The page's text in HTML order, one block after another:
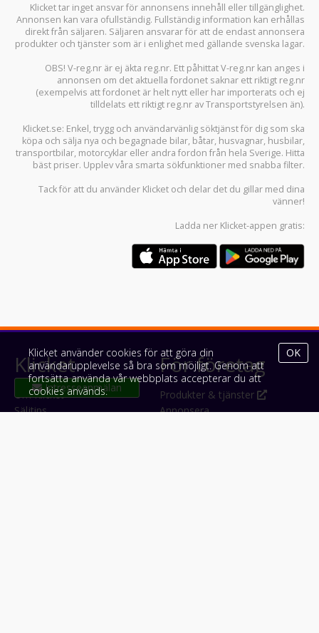
Klicket tar inget ansvar för annonsens innehåll eller tillgänglighet.
Annonsen kan vara ofullständig. Fullständig information kan erhållas
direkt från säljaren. Säljaren ansvarar för att de endast annonsera
produkter och tjänster som är i enlighet med gällande svenska lagar.
OBS! V-reg.nr är ej äkta reg.nr. Ett påhittat V-reg.nr kan anges i
annonsen om det aktuella fordonet saknar ett riktigt reg.nr
(exempelvis att fordonet är helt nytt eller har importerats och ej
tilldelats ett riktigt reg.nr av Transportstyrelsen än).
Klicket.se: Enkel, trygg och användarvänlig söktjänst för dig som ska
köpa och sälja nya och begagnade bilar, båtar, husvagnar, husbilar,
transportbilar, motorcyklar eller andra fordon från hela Sverige. Hitta
bäst priser. Upplev våra smarta sökfunktioner med snabba filter.
Tack för att du använder Klicket och delar det du gillar med dina
vänner!
Ladda ner Klicket-appen gratis:
Klicket
Om Klicket
Säljtips
För företag
Produkter & tjänster
Annonsera
Klicket använder cookies för att göra din
användarupplevelse så bra som möjligt. Genom att
fortsätta använda vår webbplats accepterar du att
cookies används.
OK